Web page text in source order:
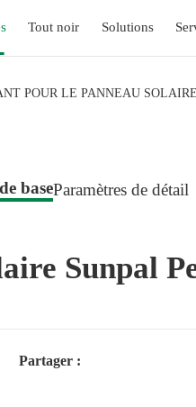
Tout noir Solutions
POUR LE PANNEAU
baseParamètres de détail
Sunpal
Partager :